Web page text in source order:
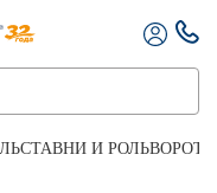
И РОЛЬВОРОТА